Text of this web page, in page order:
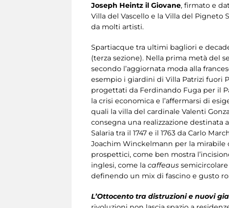
Joseph Heintz il Giovane, firmato e
Villa del Vascello e la Villa del
da molti artisti.
Spartiacque tra ultimi bagliori e
(terza sezione). Nella prima metà del
secondo l’aggiornata moda alla
esempio i giardini di Villa Patrizi fuori
progettati da Ferdinando Fuga per il
la crisi economica e l’affermarsi di
quali la villa del cardinale Valenti
consegna una realizzazione
Salaria tra il 1747 e il 1763 da Carlo
Joachim Winckelmann per la mirabile
prospettici, come ben mostra
inglesi, come la caffeaus
definendo un mix di fascino e gusto
L’Ottocento tra distruzioni e nuovi